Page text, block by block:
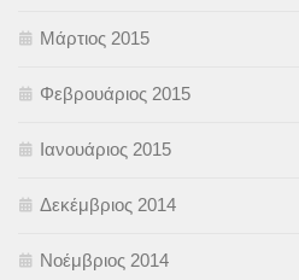
Μάρτιος 2015
Φεβρουάριος 2015
Ιανουάριος 2015
Δεκέμβριος 2014
Νοέμβριος 2014